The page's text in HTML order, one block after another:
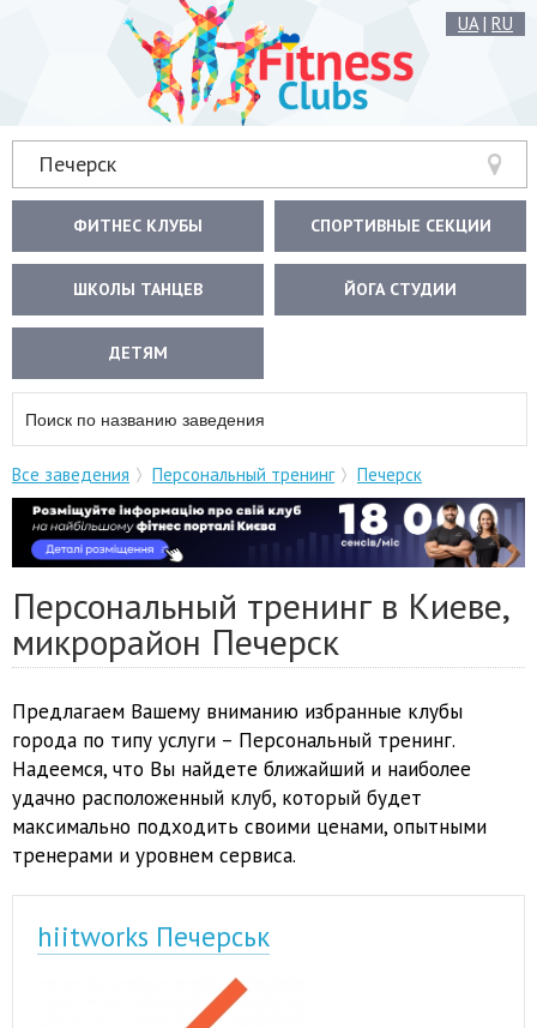
UA| RU
Печерск
ФИТНЕС КЛУБЫ СПОРТИВНЫЕ СЕКЦИИ
ШКОЛЫ ТАНЦЕВ ЙОГА СТУДИИ
ДЕТЯМ
Все заведения Персональный тренинг Печерск
Персональный тренинг в Киеве,
микрорайон Печерск
Предлагаем Вашему вниманию избранные клубы
города по типу услуги – Персональный тренинг.
Надеемся, что Вы найдете ближайший и наиболее
удачно расположенный клуб, который будет
максимально подходить своими ценами, опытными
тренерами и уровнем сервиса.
hiitworks Печерськ